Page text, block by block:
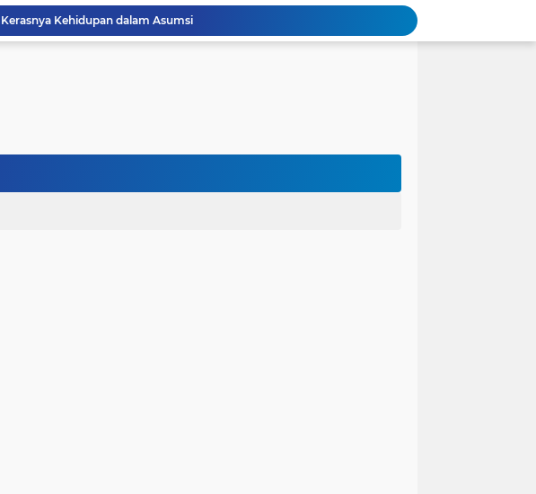
Kerasnya Kehidupan dalam Asumsi
Janji Bersama, Terpisah karena Waktu
Jangan Pernah Menyerah dan Kembali Pulang Sebelum Berhasil